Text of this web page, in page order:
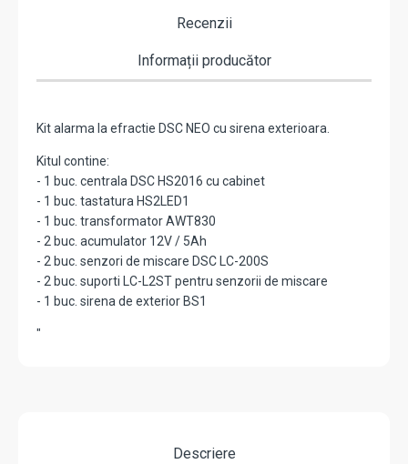
Recenzii
Informații producător
Kit alarma la efractie DSC NEO cu sirena exterioara.
Kitul contine:
- 1 buc. centrala DSC HS2016 cu cabinet
- 1 buc. tastatura HS2LED1
- 1 buc. transformator AWT830
- 2 buc. acumulator 12V / 5Ah
- 2 buc. senzori de miscare DSC LC-200S
- 2 buc. suporti LC-L2ST pentru senzorii de miscare
- 1 buc. sirena de exterior BS1
"
Descriere